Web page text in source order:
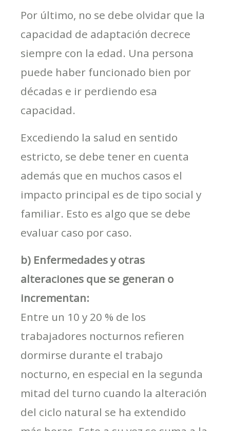
Por último, no se debe olvidar que la
capacidad de adaptación decrece
siempre con la edad. Una persona
puede haber funcionado bien por
décadas e ir perdiendo esa
capacidad.
Excediendo la salud en sentido
estricto, se debe tener en cuenta
además que en muchos casos el
impacto principal es de tipo social y
familiar. Esto es algo que se debe
evaluar caso por caso.
b) Enfermedades y otras
alteraciones que se generan o
incrementan:
Entre un 10 y 20 % de los
trabajadores nocturnos refieren
dormirse durante el trabajo
nocturno, en especial en la segunda
mitad del turno cuando la alteración
del ciclo natural se ha extendido